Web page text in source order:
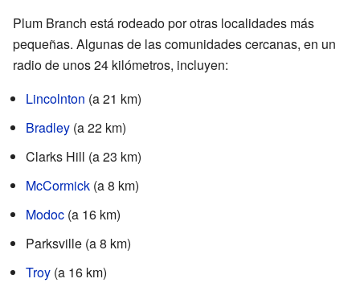
Plum Branch está rodeado por otras localidades más
pequeñas. Algunas de las comunidades cercanas, en un
radio de unos 24 kilómetros, incluyen:
Lincolnton (a 21 km)
Bradley (a 22 km)
Clarks Hill (a 23 km)
McCormick (a 8 km)
Modoc (a 16 km)
Parksville (a 8 km)
Troy (a 16 km)